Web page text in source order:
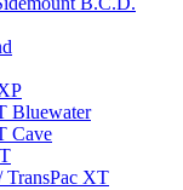
Bluewater
Cave
TransPac XT